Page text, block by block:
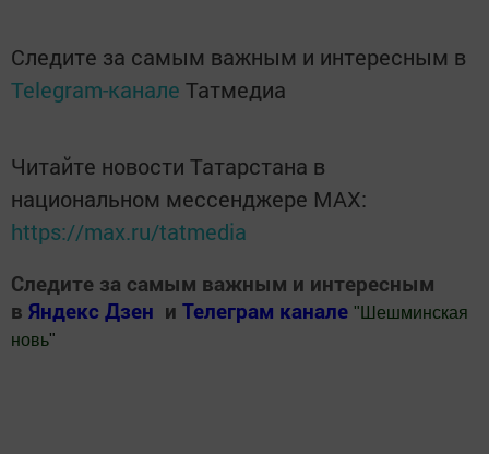
Следите за самым важным и интересным в
Telegram-канале Татмедиа
Читайте новости Татарстана в
национальном мессенджере MАХ:
https://max.ru/tatmedia
Следите за самым важным и интересным
в Яндекс Дзен и Телеграм канале " Шешминская
новь"